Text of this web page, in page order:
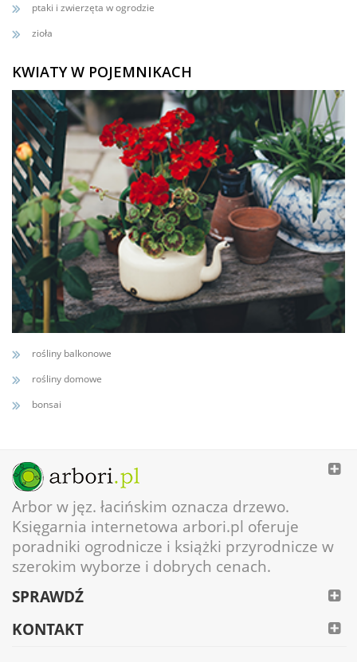
ptaki i zwierzęta w ogrodzie
zioła
KWIATY W POJEMNIKACH
rośliny balkonowe
rośliny domowe
bonsai
Arbor w jęz. łacińskim oznacza drzewo.
Księgarnia internetowa arbori.pl oferuje
poradniki ogrodnicze i książki przyrodnicze w
szerokim wyborze i dobrych cenach.
SPRAWDŹ
KONTAKT